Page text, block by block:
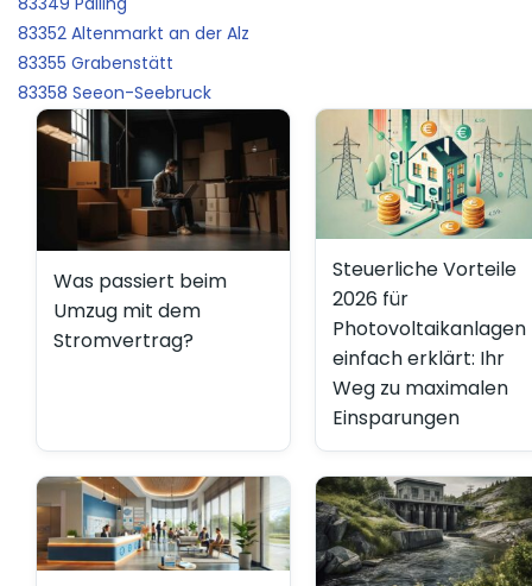
83352 Altenmarkt an der Alz
83355 Grabenstätt
83358 Seeon-Seebruck
Was passiert beim
Umzug mit dem
Stromvertrag?
Steuerliche Vorteile
2026 für
Photovoltaikanlagen
einfach erklärt: Ihr
Weg zu maximalen
Einsparungen